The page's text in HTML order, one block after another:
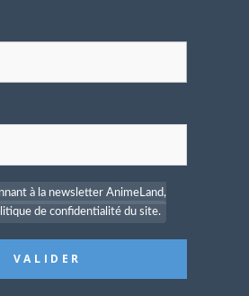
TVà la newsletter AnimeLand,
de confidentialité du site.